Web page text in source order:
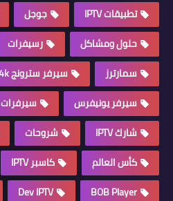
تطبيقات IPTV
جوجل
حلول ومشاكل
رسيفرات
سمارترز
سيرفر سترونج 4k
سيرفر يونيفرس
سيرفرات
شارك IPTV
شروحات
كأس العالم
كاسبر IPTV
BOB Player
Dev IPTV